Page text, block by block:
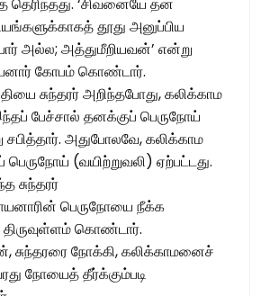
தூது அனுப்பிய
அல்ல; அத்துமீறியவன்’ என்று
கோபம் கொண்டார்.
சுந்தரர் அறிந்தபோது, கலிக்காம
பேச்சால் தனக்குப் பெருநோய்
சபித்தார். அதுபோலவே, கலிக்காம
பெருநோய் (வயிற்றுவலி) ஏற்பட்டது.
சுந்தரர்
பெருநோயை நீக்க
திருவுள்ளம் கொண்டார்.
சுந்தரரை நோக்கி, கலிக்காமனைச்
நோயைத் தீர்க்கும்படி